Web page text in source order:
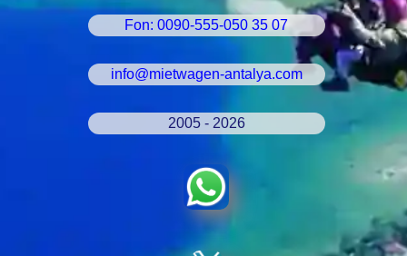
Fon: 0090-555-050 35 07
info@mietwagen-antalya.com
2005 - 2026